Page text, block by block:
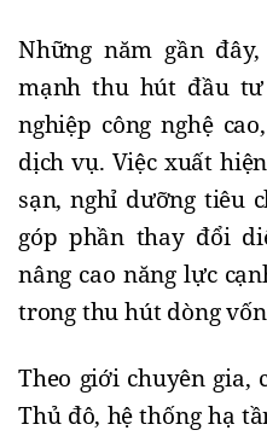
Những năm gần
mạnh thu hút đầu
nghiệp công nghệ
dịch vụ. Việc xuất
sạn, nghỉ dưỡng tiêu
góp phần thay đổi
nâng cao năng lực
trong thu hút dòng
Theo giới chuyên gia,
Thủ đô, hệ thống hạ